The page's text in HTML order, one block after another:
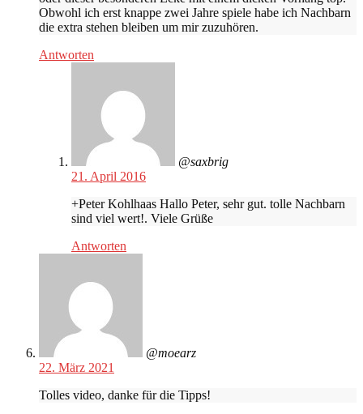
Obwohl ich erst knappe zwei Jahre spiele habe ich Nachbarn
die extra stehen bleiben um mir zuzuhören.
Antworten
@saxbrig
21. April 2016
+Peter Kohlhaas Hallo Peter, sehr gut. tolle Nachbarn
sind viel wert!. Viele Grüße
Antworten
@moearz
22. März 2021
Tolles video, danke für die Tipps!